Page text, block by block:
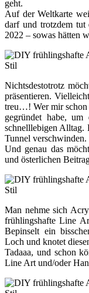
geht.
Auf der Weltkarte
darf und trotzdem tut
2022 – sowas hätten
Nichtsdestotrotz
präsentieren.
treu…! Wer mir schon
gegründet habe,
schnelllebigen Alltag.
Tunnel verschwinden.
Und genau das
und österlichen
Man nehme sich
frühlingshafte Line
Bepinselt ein
Loch und knotet
Tadaaa, und schon
Line Art und/oder